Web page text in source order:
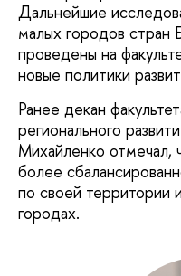
Дальнейшие
малых городов
проведены на
новые политики
Ранее декан
регионального
Михайленко отмечал,
более
по своей территории
городах.